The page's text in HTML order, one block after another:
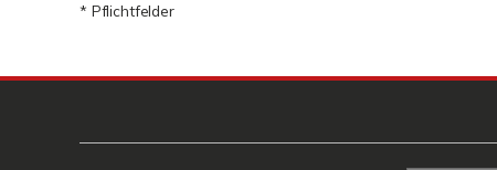
* Pflichtfelder